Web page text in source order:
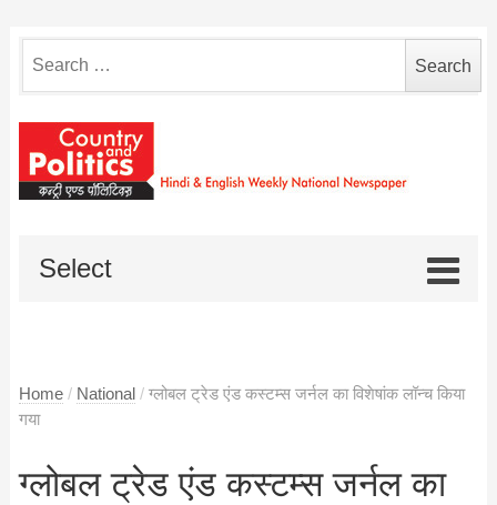
for:
Select
Home / National / ग्लोबल ट्रेड एंड कस्टम्स जर्नल का विशेषांक लॉन्च किया
गया
ग्लोबल ट्रेड एंड कस्टम्स जर्नल का